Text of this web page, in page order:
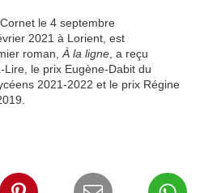
le 4 septembre
2021 à Lorient, est
roman, À la ligne , a reçu
le prix Eugène-Dabit du
2021-2022 et le prix Régine